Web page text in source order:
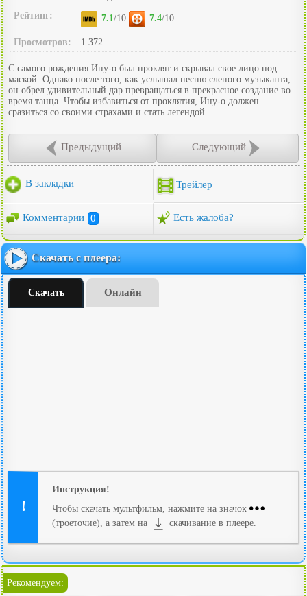
Рейтинг:
7.1/10 7.4/10
Просмотров: 1 372
С самого рождения Ину-о был проклят и скрывал свое лицо под
маской. Однако после того, как услышал песню слепого музыканта,
он обрел удивительный дар превращаться в прекрасное создание во
время танца. Чтобы избавиться от проклятия, Ину-о должен
сразиться со своими страхами и стать легендой.
Предыдущий Следующий
В закладки Трейлер
Комментарии 0 Есть жалоба?
Скачать с плеера:
Скачать Онлайн
Инструкция!
Чтобы скачать мультфильм, нажмите на значок
(троеточие), а затем на
скачивание в плеере.
Рекомендуем: